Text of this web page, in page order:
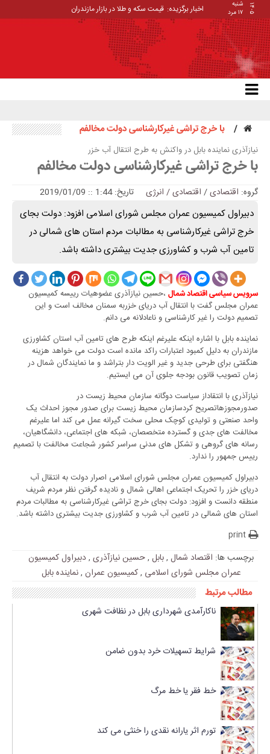
۱۴۰۵
شنبه
۱۷ مرد
اخبار برگزیده: قیمت سکه و طلا در بازار مازندران
با خرج تراشی غیرکارشناسی دولت مخالفم
نیازآذری نماینده بابل در واکنش به طرح انتقال آب خزر
با خرج تراشی غیرکارشناسی دولت مخالفم
گروه: اقتصادی/ اقتصادی / انرژی تاریخ: 1:44 :: 2019/01/09
دبیراول کمیسیون عمران مجلس شورای اسلامی افزود: دولت بجای
خرج تراشی غیرکارشناسی به مطالبات مردم استان های شمالی در
تامین آب شرب و کشاورزی جدیت بیشتری داشته باشد.
سرویس سیاسی اقتصاد شمال ،حسین نیازآذری عضوهیات رییسه کمیسیون
عمران مجلس گفت با انتقال آب دریای خزربه سمنان مخالف است و این
تصمیم دولت را غیر کارشناسی و ناعادلانه می دانم.
نماینده بابل با اشاره اینکه علیرغم اینکه طرح های تامین آب استان کشاورزی
مازندران به دلیل کمبود اعتبارات راکد مانده است دولت می خواهد هزینه
هنگفتی برای طرحی جدید و غیر الویت دار بتراشد و ما نمایندگان شمال در
زمان تصویب قانون بودجه جلوی آن می ایستیم.
نیازآذری با انتقاداز سیاست دوگانه سازمان محیط زیست در
صدورمجوزهاتصریح کرد‌سازمان محیط زیست برای صدور مجوز احداث یک
واحد صنعتی و تولیدی کوچک محلی سخت گیرانه عمل می کند اما علیرغم
مخالفت های جدی و گسترده متخصصان، شبکه های اجتماعی، دانشگاهیان،
رسانه های گروهی و تشکل های مدنی سراسر کشور شجاعت مخالفت با تصمیم
رییس جمهور را ندارد.‌
دبیراول کمیسیون عمران مجلس شورای اسلامی اصرار دولت به انتقال آب
دریای خزر را تحریک اجتماعی اهالی شمال و نادیده گرفتن نظر مردم شریف
منطقه دانست و افزود: دولت بجای خرج تراشی غیرکارشناسی به مطالبات مردم
استان های شمالی در تامین آب شرب و کشاورزی جدیت بیشتری داشته باشد.
print
برچسب ها: اقتصاد شمال ,بابل ,حسین نیازآذری ,دبیراول کمیسیون
عمران مجلس شورای اسلامی ,کمیسیون عمران ,نماینده بابل
مطالب مرتبط
ناکارآمدی شهرداری بابل در نظافت شهری
شرایط تسهیلات خرد بدون ضامن
خط فقر یا خط مرگ
تورم اثر یارانه نقدی را خنثی می کند